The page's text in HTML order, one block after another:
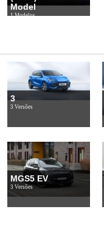
Model
1 Modelos
3
3 Versões
MGS5 EV
3 Versões